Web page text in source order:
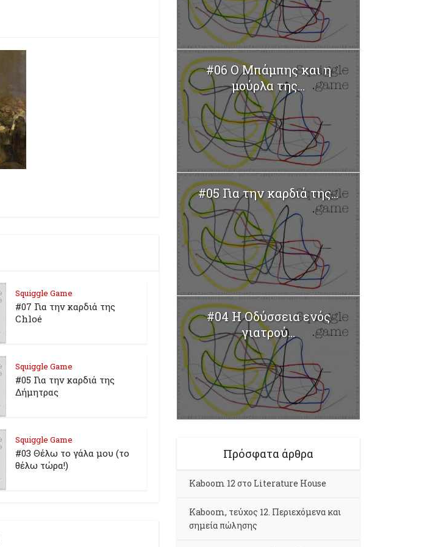
Squiggle Game
#07 Για την καρδιά της
Chloé
Squiggle Game
#05 Για την καρδιά της
Δήμητρας
Squiggle Game
#03 Θέλω το γάλα μου (το
θέλω τώρα!)
#06 Ο Μπάμπης και η
μούρλα της...
#05 Για την καρδιά της...
#04 Η Οδύσσεια ενός
γιατρού...
Πρόσφατα άρθρα
Kaboom 12 στο Literature House
Kaboom, τεύχος 12. Περιεχόμενα και
σημεία πώλησης